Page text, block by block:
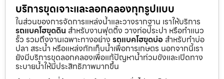
บริการขุดเจาะและลอกคลองทุกรูปแบบ
ในส่วนของการจัดการแหล่งน้ำและวางรากฐาน เราให้บริการ
รถแบคโฮขุดดิน สำหรับงานฟุตติ้ง วางท่อประปา หรือทำแนว
รั้ว รวมถึงงานเฉพาะทางอย่าง รถแบคโฮขุดบ่อ สำหรับทำบ่อ
ปลา สระน้ำ หรือแหล่งกักเก็บน้ำเพื่อการเกษตร นอกจากนี้เรา
ยังมีบริการขุดลอกคลองเพื่อแก้ปัญหาน้ำท่วมขังและเปิดทาง
ระบายน้ำให้มีประสิทธิภาพมากขึ้น